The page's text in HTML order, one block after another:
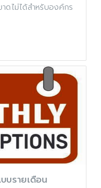
ดไม่ได้สำหรับองค์กร
บรายเดือน